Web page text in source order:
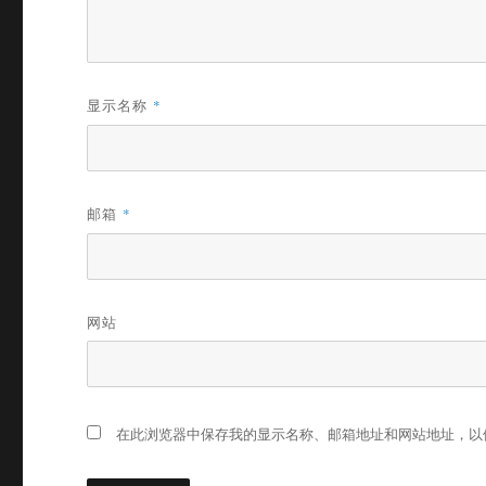
显示名称 *
邮箱 *
网站
在此浏览器中保存我的显示名称、邮箱地址和网站地址，以